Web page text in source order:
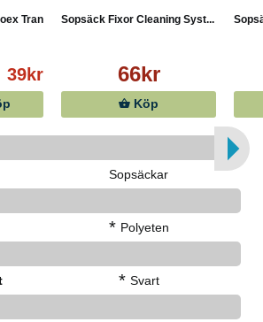
Tran...
39kr
Sopsäck Fixor Cleaning Syst...
66kr
Köp
Sopsäckar
* Polyeten
* Svart